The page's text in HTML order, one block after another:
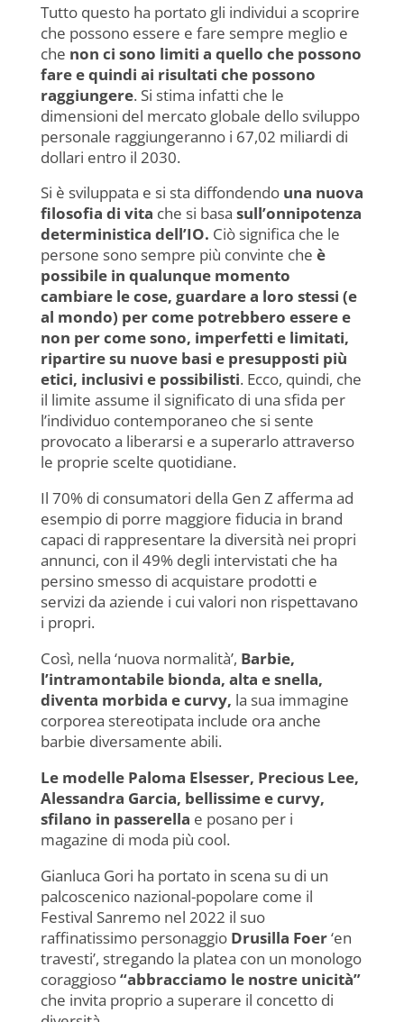
Tutto questo ha portato gli individui a scoprire
che possono essere e fare sempre meglio e
che non ci sono limiti a quello che possono
fare e quindi ai risultati che possono
raggiungere. Si stima infatti che le
dimensioni del mercato globale dello sviluppo
personale raggiungeranno i 67,02 miliardi di
dollari entro il 2030.
Si è sviluppata e si sta diffondendo una nuova
filosofia di vita che si basa sull’onnipotenza
deterministica dell’IO. Ciò significa che le
persone sono sempre più convinte che è
possibile in qualunque momento
cambiare le cose, guardare a loro stessi (e
al mondo) per come potrebbero essere e
non per come sono, imperfetti e limitati,
ripartire su nuove basi e presupposti più
etici, inclusivi e possibilisti. Ecco, quindi, che
il limite assume il significato di una sfida per
l’individuo contemporaneo che si sente
provocato a liberarsi e a superarlo attraverso
le proprie scelte quotidiane.
Il 70% di consumatori della Gen Z afferma ad
esempio di porre maggiore fiducia in brand
capaci di rappresentare la diversità nei propri
annunci, con il 49% degli intervistati che ha
persino smesso di acquistare prodotti e
servizi da aziende i cui valori non rispettavano
i propri.
Così, nella ‘nuova normalità’, Barbie,
l’intramontabile bionda, alta e snella,
diventa morbida e curvy, la sua immagine
corporea stereotipata include ora anche
barbie diversamente abili.
Le modelle Paloma Elsesser, Precious Lee,
Alessandra Garcia, bellissime e curvy,
sfilano in passerella e posano per i
magazine di moda più cool.
Gianluca Gori ha portato in scena su di un
palcoscenico nazional-popolare come il
Festival Sanremo nel 2022 il suo
raffinatissimo personaggio Drusilla Foer‘en
travesti’, stregando la platea con un monologo
coraggioso“abbracciamo le nostre unicità”
che invita proprio a superare il concetto di